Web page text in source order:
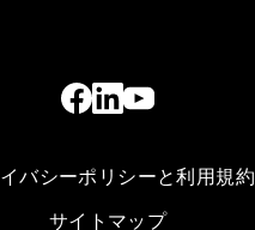
バシーポリシーと利用規約
サイトマップ